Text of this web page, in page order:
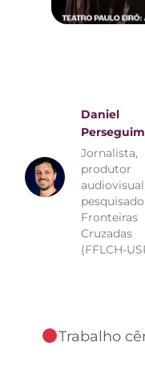
Daniel
Perseguim
Jornalista,
produtor
audiovisual,
Fronteiras
Cruzadas
(FFLCH-
Trabalho